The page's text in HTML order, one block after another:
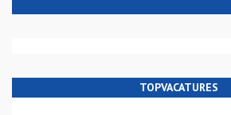
TOPVACATURES